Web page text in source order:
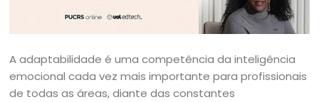
A adaptabilidade é uma competência da inteligência
emocional cada vez mais importante para profissionais
de todas as áreas, diante das constantes